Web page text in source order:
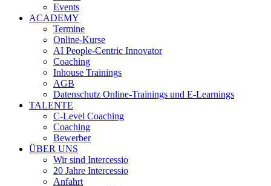
Events
ACADEMY
Termine
Online-Kurse
AI People-Centric Innovator
Coaching
Inhouse Trainings
AGB
Datenschutz Online-Trainings und E-Learnings
TALENTE
C-Level Coaching
Coaching
Bewerber
ÜBER UNS
Wir sind Intercessio
20 Jahre Intercessio
Anfahrt